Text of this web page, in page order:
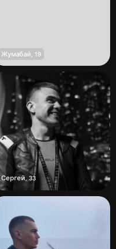
Жумабай 19
Сергей 33